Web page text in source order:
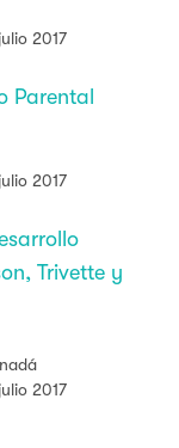
2017
Parental
2017
Trivette y
2017